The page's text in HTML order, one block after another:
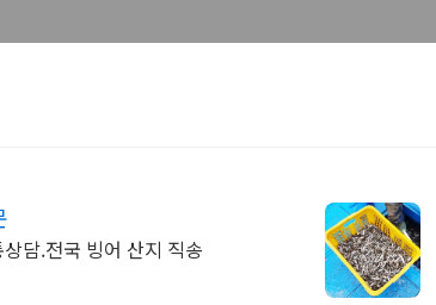
담.전국 빙어 산지 직송